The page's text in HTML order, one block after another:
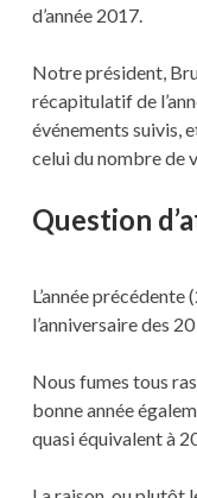
d’année 2017.
Notre président,
récapitulatif de
événements suivis,
celui du nombre de
Question
L’année
l’anniversaire des
Nous fumes tous
bonne année
quasi équivalent à